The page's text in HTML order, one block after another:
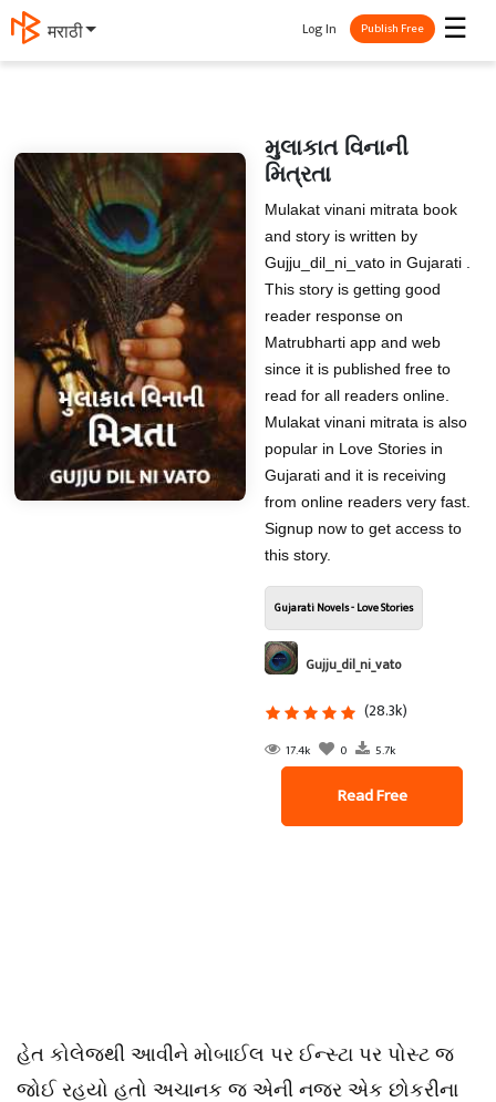
मराठी ☰
Log In Publish Free
મુલાકાત વિનાની
મિત્રતા
Mulakat vinani mitrata book
and story is written by
Gujju_dil_ni_vato in Gujarati .
This story is getting good
reader response on
Matrubharti app and web
since it is published free to
read for all readers online.
Mulakat vinani mitrata is also
popular in Love Stories in
Gujarati and it is receiving
from online readers very fast.
Signup now to get access to
this story.
Gujarati Novels - Love Stories
Gujju_dil_ni_vato
(28.3k)
17.4k 0 5.7k
Read Free
હેત કોલેજથી આવીને મોબાઈલ પર ઈન્સ્ટા પર પોસ્ટ જ
જોઈ રહયો હતો અચાનક જ એની નજર એક છોકરીના